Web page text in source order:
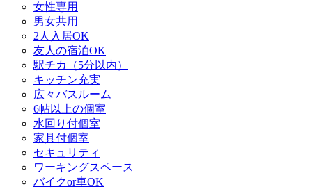
女性専用
男女共用
2人入居OK
友人の宿泊OK
駅チカ（5分以内）
キッチン充実
広々バスルーム
6帖以上の個室
水回り付個室
家具付個室
セキュリティ
ワーキングスペース
バイクor車OK